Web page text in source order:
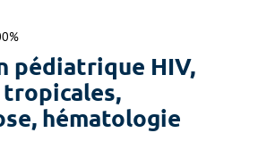
pédiatrique HIV,
hématologie